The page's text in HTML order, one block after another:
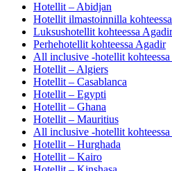
Hotellit – Abidjan
Hotellit ilmastoinnilla
Luksushotellit kohteessa Agadir
Perhehotellit kohteessa Agadir
All inclusive -hotellit
Hotellit – Algiers
Hotellit – Casablanca
Hotellit – Egypti
Hotellit – Ghana
Hotellit – Mauritius
All inclusive -hotellit
Hotellit – Hurghada
Hotellit – Kairo